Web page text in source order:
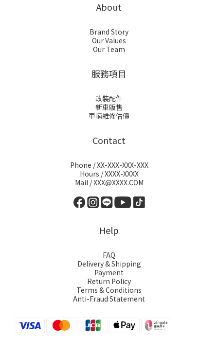
About
Brand Story
Our Values
Our Team
服務項目
改裝配件
新車販售
車輛維修估價
Contact
Phone / XX-XXX-XXX-XXX
Hours / XXXX-XXXX
Mail / XXX@XXXX.COM
Help
FAQ
Delivery & Shipping
Payment
Return Policy
Terms & Conditions
Anti-Fraud Statement